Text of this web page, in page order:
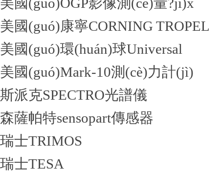
美國(guó)康寧CORNING TROPEL
美國(guó)環(huán)球Universal
美國(guó)Mark-10測(cè)力計(jì)
斯派克SPECTRO光譜儀
森薩帕特sensopart傳感器
瑞士TRIMOS
瑞士TESA